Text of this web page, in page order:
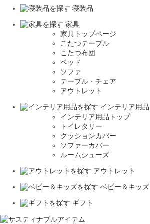
寝装品
家具
家具トップページ
こたつテーブル
こたつ布団
ベッド
ソファ
テーブル・チェア
アウトレット
インテリア用品
インテリア用品トップ
トイレタリー
クッションカバー
ソファーカバー
ルームシューズ
アウトレット
ベビー＆キッズ
ギフト